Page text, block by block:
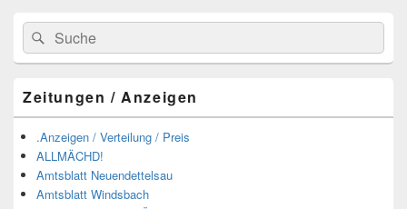
Suchen
nach:
Suchen
Zeitungen / Anzeigen
.Anzeigen / Verteilung / Preis
ALLMÄCHD!
Amtsblatt Neuendettelsau
Amtsblatt Windsbach